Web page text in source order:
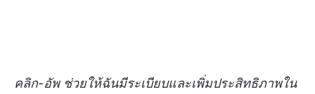
คลิก-อัพ ช่วยให้ฉันมีระเบียบและเพิ่มประสิทธิภาพใน